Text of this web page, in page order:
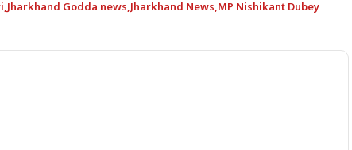
,Jharkhand Godda news,Jharkhand News,MP Nishikant Dubey